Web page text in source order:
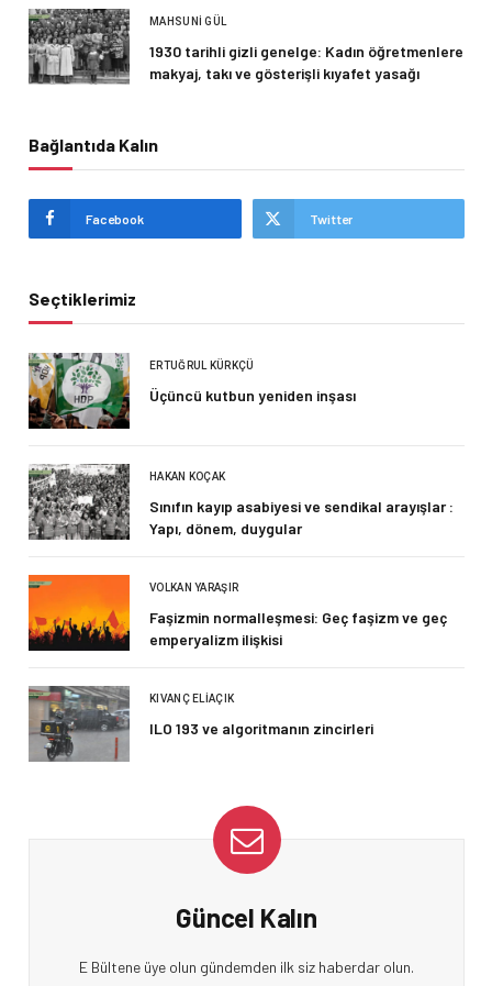
MAHSUNI GÜL
1930 tarihli gizli genelge: Kadın öğretmenlere
makyaj, takı ve gösterişli kıyafet yasağı
Bağlantıda Kalın
Facebook Twitter
Seçtiklerimiz
ERTUĞRUL KÜRKÇÜ
Üçüncü kutbun yeniden inşası
HAKAN KOÇAK
Sınıfın kayıp asabiyesi ve sendikal arayışlar :
Yapı, dönem, duygular
VOLKAN YARAŞIR
Faşizmin normalleşmesi: Geç faşizm ve geç
emperyalizm ilişkisi
KIVANÇ ELIAÇIK
ILO 193 ve algoritmanın zincirleri
Güncel Kalın
E Bültene üye olun gündemden ilk siz haberdar olun.